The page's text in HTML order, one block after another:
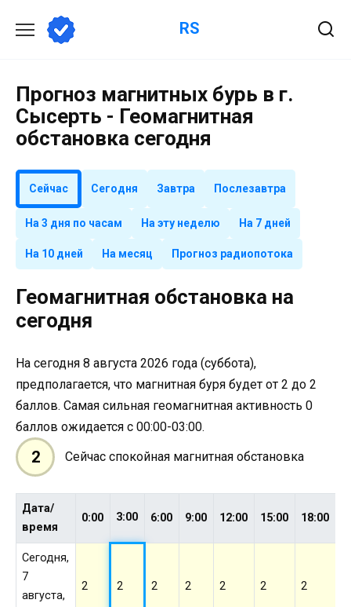
содержанию
RS
Прогноз магнитных бурь в г.
Сысерть - Геомагнитная
обстановка сегодня
Сейчас Сегодня Завтра Послезавтра
На 3 дня по часам На эту неделю На 7 дней
На 10 дней На месяц Прогноз радиопотока
Геомагнитная обстановка на
сегодня
На сегодня 8 августа 2026 года (суббота),
предполагается, что магнитная буря будет от 2 до 2
баллов. Самая сильная геомагнитная активность 0
баллов ожидается с 00:00-03:00.
2 Сейчас спокойная магнитная обстановка
Дата/
время
0:00 3:00 6:00 9:00 12:00 15:00 18:00
Сегодня,
7
августа,
2 2 2 2 2 2 2